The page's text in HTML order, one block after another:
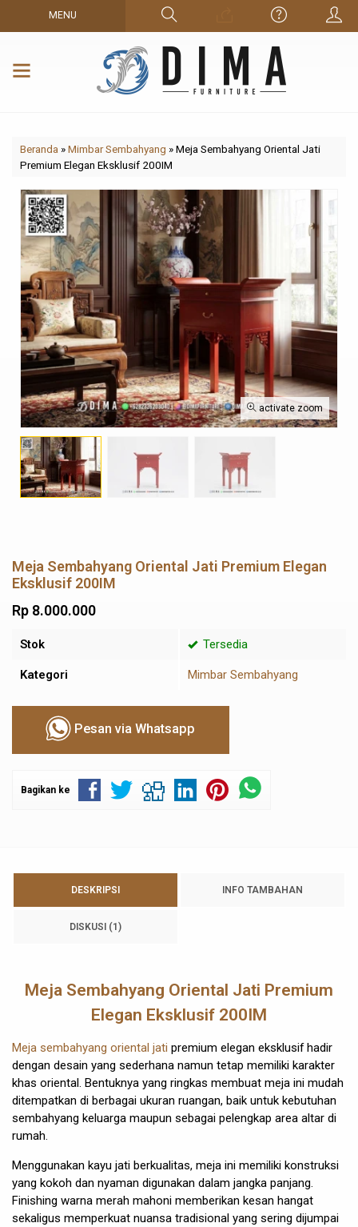
MENU
Beranda »Mimbar Sembahyang »Meja Sembahyang Oriental Jati
Premium Elegan Eksklusif 200IM
activate zoom
Meja Sembahyang Oriental Jati Premium Elegan
Eksklusif 200IM
Rp 8.000.000
Stok Tersedia
Kategori Mimbar Sembahyang
Pesan via Whatsapp
Bagikan ke
DESKRIPSI INFO TAMBAHAN
DISKUSI (1)
Meja Sembahyang Oriental Jati Premium
Elegan Eksklusif 200IM
Meja sembahyang oriental jati premium elegan eksklusif hadir
dengan desain yang sederhana namun tetap memiliki karakter
khas oriental. Bentuknya yang ringkas membuat meja ini mudah
ditempatkan di berbagai ukuran ruangan, baik untuk kebutuhan
sembahyang keluarga maupun sebagai pelengkap area altar di
rumah.
Menggunakan kayu jati berkualitas, meja ini memiliki konstruksi
yang kokoh dan nyaman digunakan dalam jangka panjang.
Finishing warna merah mahoni memberikan kesan hangat
sekaligus memperkuat nuansa tradisional yang sering dijumpai